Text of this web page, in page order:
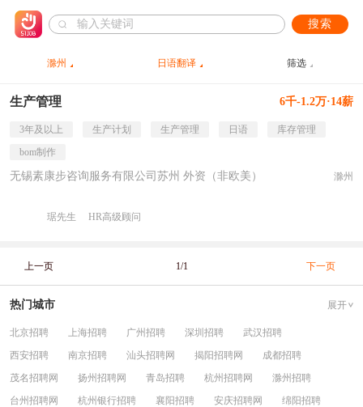
搜索
滁州 日语翻译 筛选
生产管理 6千-1.2万·14薪
3年及以上 生产计划 生产管理 日语
库存管理
bom制作
无锡素康步咨询服务有限公司苏州 外资（非欧美） 滁州
琚先生 HR高级顾问
上一页 1/1 下一页
热门城市 展开
北京招聘 上海招聘 广州招聘 深圳招聘
武汉招聘
西安招聘
南京招聘 汕头招聘网 揭阳招聘网
成都招聘
茂名招聘网
扬州招聘网 青岛招聘 杭州招聘网
滁州招聘
台州招聘网
杭州银行招聘 襄阳招聘 安庆招聘网
绵阳招聘